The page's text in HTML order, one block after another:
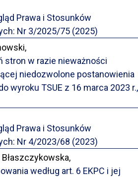
Prawa i Stosunków
Nr 3/2025/75 (2025)
stron w razie nieważności
niedozwolone postanowienia
wyroku TSUE z 16 marca 2023 r.,
Prawa i Stosunków
Nr 4/2023/68 (2023)
według art. 6 EKPC i jej